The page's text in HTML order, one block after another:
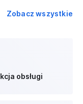
Zobacz wszystkie
obsługi